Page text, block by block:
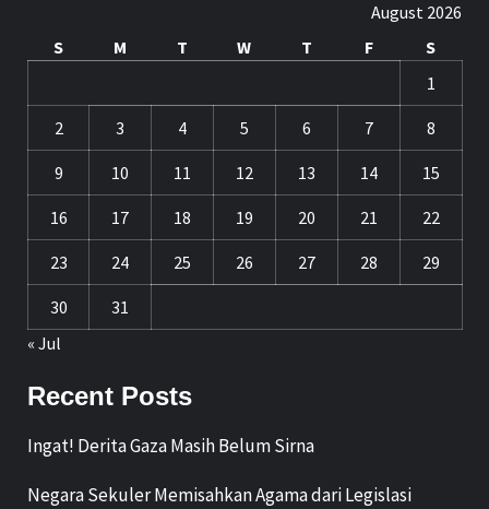
August 2026
S
M T W T F
S
1
2 3 4 5 6 7 8
9 10 11 12 13 14 15
16 17 18 19 20 21 22
23 24 25 26 27 28 29
30
31
« Jul
Recent Posts
Ingat! Derita Gaza Masih Belum Sirna
Negara Sekuler Memisahkan Agama dari Legislasi